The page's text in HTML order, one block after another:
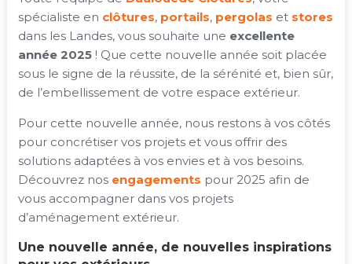
spécialiste en clôtures, portails, pergolas et stores
dans les Landes, vous souhaite une excellente
année 2025 ! Que cette nouvelle année soit placée
sous le signe de la réussite, de la sérénité et, bien sûr,
de l’embellissement de votre espace extérieur.
Pour cette nouvelle année, nous restons à vos côtés
pour concrétiser vos projets et vous offrir des
solutions adaptées à vos envies et à vos besoins.
Découvrez nos engagements pour 2025 afin de
vous accompagner dans vos projets
d’aménagement extérieur.
Une nouvelle année, de nouvelles inspirations